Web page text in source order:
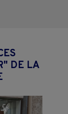
DE LA